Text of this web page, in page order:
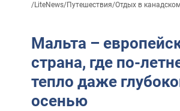
/LiteNews/Путешествия/Отдых в
Мальта –
страна, где по-
тепло даже
осенью